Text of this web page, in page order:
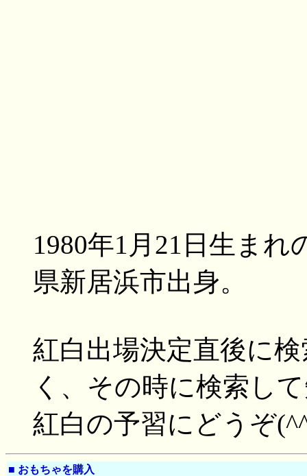
1980年1月21日生まれ
県新居浜市出身。
紅白出場決定直後に
く、その時に検索し
紅白の予習にどうぞ
■ おもちゃを購入